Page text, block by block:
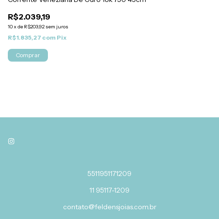
R$2.039,19
10x de R$203,92 sem juros
R$1.835,27 com Pix
Comprar
5511951171209
11 95117-1209
contato@feldensjoias.com.br